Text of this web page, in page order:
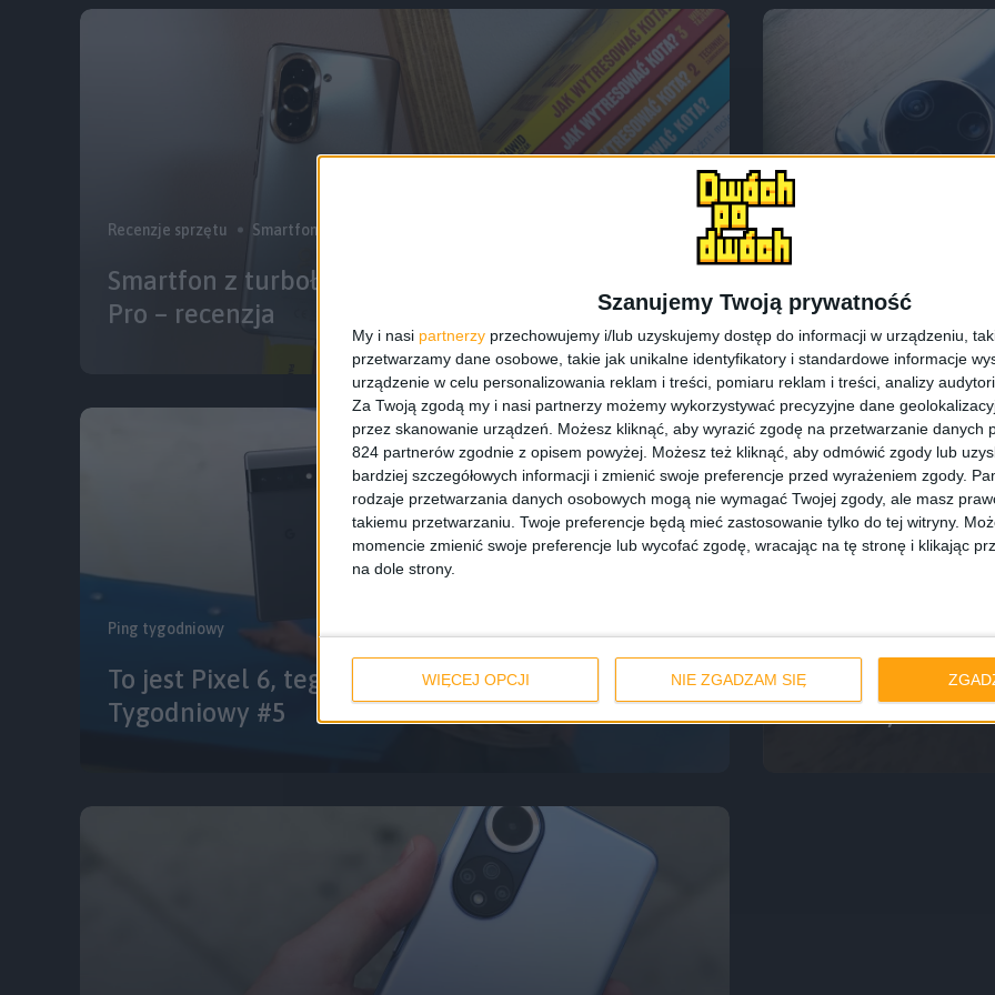
Szanujemy Twoją prywatność
My i nasi partnerzy przechowujemy i/lub uzyskujemy dostęp do informacji w urządzeniu,
przetwarzamy dane osobowe, takie jak unikalne identyfikatory i standardowe informacje
urządzenie w celu personalizowania reklam i treści, pomiaru reklam i treści, analizy
Za Twoją zgodą my i nasi partnerzy możemy wykorzystywać precyzyjne dane
przez skanowanie urządzeń. Możesz kliknąć, aby wyrazić zgodę na przetwarzanie danych
824 partnerów zgodnie z opisem powyżej. Możesz też kliknąć, aby odmówić zgody lub
bardziej szczegółowych informacji i zmienić swoje preferencje przed wyrażeniem zgody.
rodzaje przetwarzania danych osobowych mogą nie wymagać Twojej zgody, ale masz
takiemu przetwarzaniu. Twoje preferencje będą mieć zastosowanie tylko do tej witryny.
momencie zmienić swoje preferencje lub wycofać zgodę, wracając na tę stronę i klikając
na dole strony.
WIĘCEJ OPCJI NIE ZGADZAM SIĘ
Recenzje sprzętu Smartfony
Smartfon z turboładowaniem. Huawei nova 10
Pro – recenzja
Taka nova, ale
recenzja
Ping tygodniowy
To jest Pixel 6, tego nie naładujesz! – Ping
Tygodniowy #5
Honor 60, czyli
dwa razy